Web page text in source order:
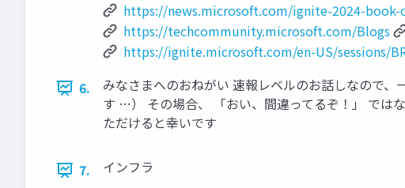
https://news.microsoft.com/ignite-2024-book-
https://techcommunity.microsoft.com/Blogs
https://ignite.microsoft.com/en-US/sessions/
6.
みなさまへのおねがい 速報レベルのお話しなので
す …） その場合、 「おい、間違ってるぞ！」 では
ただけると幸いです
7. インフラ